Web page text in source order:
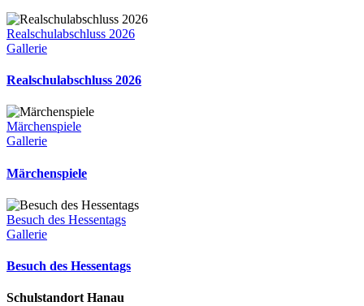
Realschulabschluss 2026
Gallerie
Realschulabschluss 2026
Märchenspiele
Gallerie
Märchenspiele
Besuch des Hessentags
Gallerie
Besuch des Hessentags
Schulstandort Hanau